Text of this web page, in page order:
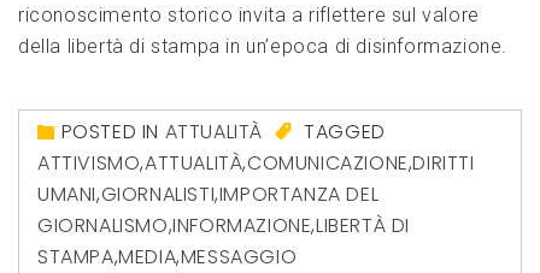
riconoscimento storico invita a riflettere sul valore
della libertà di stampa in un’epoca di disinformazione.
POSTED IN ATTUALITÀ
TAGGED
ATTIVISMO,ATTUALITÀ,COMUNICAZIONE,DIRITTI
UMANI,GIORNALISTI,IMPORTANZA DEL
GIORNALISMO,INFORMAZIONE,LIBERTÀ DI
STAMPA,MEDIA,MESSAGGIO